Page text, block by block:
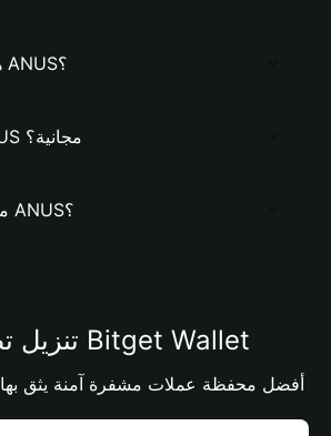
هل سيرتفع سعر ANUS؟
هل محفظة ANUS مجانية؟
ما هي قيمة عملة ANUS؟
تنزيل تطبيق محفظة Bitget Wallet
أفضل محفظة عملات مشفرة آمنة يثق بها 40 مليون مستخدم